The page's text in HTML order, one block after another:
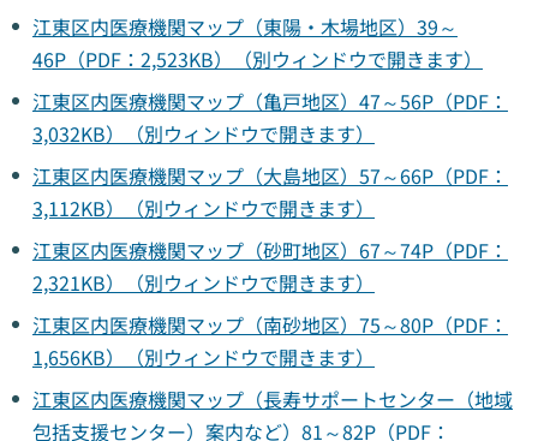
江東区内医療機関マップ（東陽・木場地区）39～
46P（PDF：2,523KB）（別ウィンドウで開きます）
江東区内医療機関マップ（亀戸地区）47～56P（PDF：
3,032KB）（別ウィンドウで開きます）
江東区内医療機関マップ（大島地区）57～66P（PDF：
3,112KB）（別ウィンドウで開きます）
江東区内医療機関マップ（砂町地区）67～74P（PDF：
2,321KB）（別ウィンドウで開きます）
江東区内医療機関マップ（南砂地区）75～80P（PDF：
1,656KB）（別ウィンドウで開きます）
江東区内医療機関マップ（長寿サポートセンター（地域
包括支援センター）案内など）81～82P（PDF：